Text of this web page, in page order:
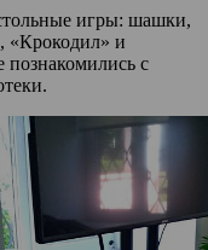
игры: шашки,
«Крокодил» и
познакомились с